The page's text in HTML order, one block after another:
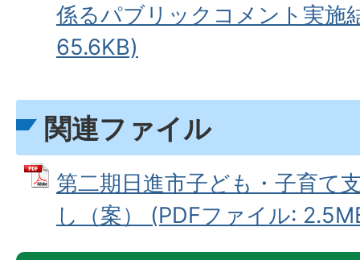
係るパブリックコメント実施
65.6KB)
関連ファイル
第二期日進市子ども・子育て
し（案） (PDFファイル: